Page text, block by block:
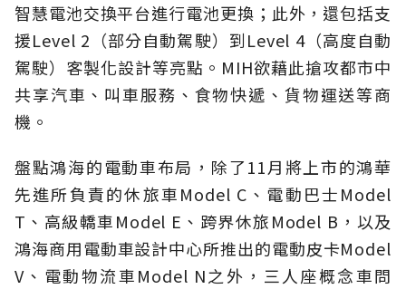
智慧電池交換平台進行電池更換；此外，還包括支
援Level 2（部分自動駕駛）到Level 4（高度自動
駕駛）客製化設計等亮點。MIH欲藉此搶攻都市中
共享汽車、叫車服務、食物快遞、貨物運送等商
機。
盤點鴻海的電動車布局，除了11月將上市的鴻華
先進所負責的休旅車Model C、電動巴士Model
T、高級轎車Model E、跨界休旅Model B，以及
鴻海商用電動車設計中心所推出的電動皮卡Model
V、電動物流車Model N之外，三人座概念車問